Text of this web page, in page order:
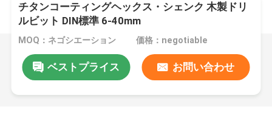
チタンコーティングヘックス・シェンク 木製ドリ
ルビット DIN標準 6-40mm
MOQ：ネゴシエーション 価格：negotiable
ベストプライス お問い合わせ